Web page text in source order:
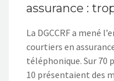
assurance :
La DGCCRF a mené
courtiers en
téléphonique. Sur 70
10 présentaient des